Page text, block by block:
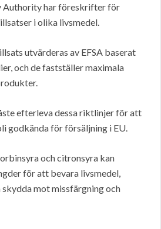
Authority har föreskrifter för
i olika livsmedel.
utvärderas av EFSA baserat
och de fastställer maximala
efterleva dessa riktlinjer för att
godkända för försäljning i EU.
och citronsyra kan
för att bevara livsmedel,
mot missfärgning och